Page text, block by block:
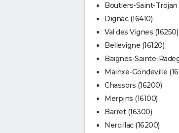
Boutiers-Saint-Trojan
Dignac (16410)
Val des Vignes (16250)
Bellevigne (16120)
Baignes-Sainte-
Mainxe-Gondeville
Chassors (16200)
Merpins (16100)
Barret (16300)
Nercillac (16200)